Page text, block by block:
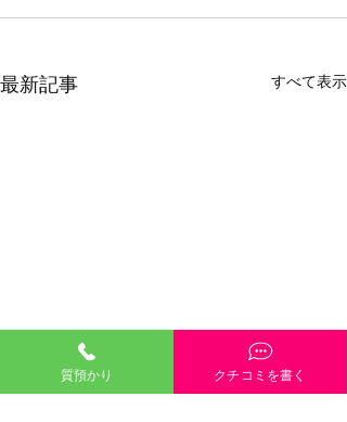
最新記事 すべて表示
質預かり クチコミを書く